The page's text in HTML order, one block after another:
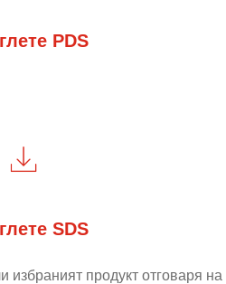
PDS
SDS
избраният продукт отговаря на